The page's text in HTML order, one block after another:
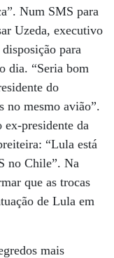
Num SMS para
Uzeda, executivo
para
dia. “Seria bom
do
no mesmo avião”.
ex-presidente da
“Lula está
no Chile”. Na
que as trocas
de Lula em
mais